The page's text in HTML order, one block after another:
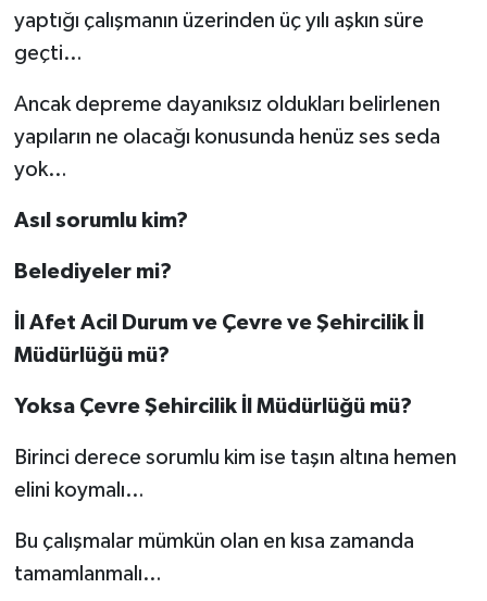
yaptığı çalışmanın üzerinden üç yılı aşkın süre
geçti…
Ancak depreme dayanıksız oldukları belirlenen
yapıların ne olacağı konusunda henüz ses seda
yok…
Asıl sorumlu kim?
Belediyeler mi?
İl Afet Acil Durum ve Çevre ve Şehircilik İl
Müdürlüğü mü?
Yoksa Çevre Şehircilik İl Müdürlüğü mü?
Birinci derece sorumlu kim ise taşın altına hemen
elini koymalı…
Bu çalışmalar mümkün olan en kısa zamanda
tamamlanmalı…